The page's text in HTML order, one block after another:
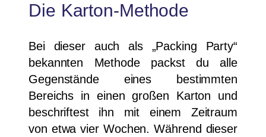
Die Karton-Methode
Bei dieser auch als „Packing Party“
bekannten Methode packst du alle
Gegenstände eines bestimmten
Bereichs in einen großen Karton und
beschriftest ihn mit einem Zeitraum
von etwa vier Wochen. Während dieser